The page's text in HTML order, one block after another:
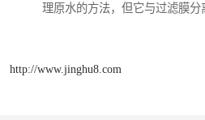
理原水的方法，但它与过滤膜分
http://www.jinghu8.com